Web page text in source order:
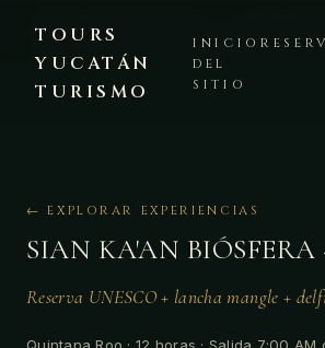
TOURS
YUCATÁN
TURISMO
INICIO
DEL
SITIO
PLATAFORMA VERIFICADA · 💬
← EXPLORAR EXPERIENCIAS
SIAN KA'AN
Reserva UNESCO + lancha mangle +